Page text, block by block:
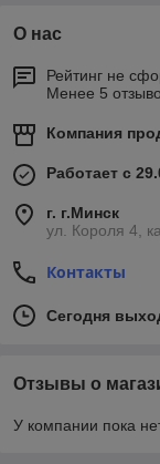
О нас
Рейтинг не
Менее 5
Компания
Работает с
г. г.Минск
ул. Короля 4,
Контакты
Сегодня
Отзывы о
У компании пока